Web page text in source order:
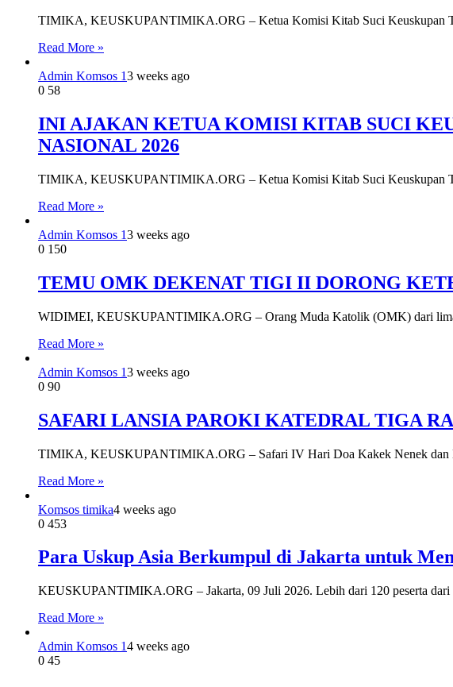
TIMIKA, KEUSKUPANTIMIKA.ORG – Ketua Komisi Kitab Suci Keuskupan
Read More »
Admin Komsos 13 weeks ago
0 58
INI AJAKAN KETUA KOMISI KITAB SUCI
NASIONAL 2026
TIMIKA, KEUSKUPANTIMIKA.ORG – Ketua Komisi Kitab Suci Keuskupan
Read More »
Admin Komsos 13 weeks ago
0 150
TEMU OMK DEKENAT TIGI II DORONG
WIDIMEI, KEUSKUPANTIMIKA.ORG – Orang Muda Katolik (OMK) dari
Read More »
Admin Komsos 13 weeks ago
0 90
SAFARI LANSIA PAROKI KATEDRAL TIGA
TIMIKA, KEUSKUPANTIMIKA.ORG – Safari IV Hari Doa Kakek Nenek dan
Read More »
Komsos timika4 weeks ago
0 453
Para Uskup Asia Berkumpul di Jakarta untuk
KEUSKUPANTIMIKA.ORG – Jakarta, 09 Juli 2026. Lebih dari 120 peserta dari
Read More »
Admin Komsos 14 weeks ago
0 45